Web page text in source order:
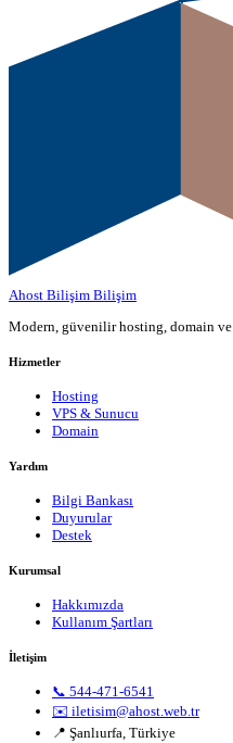
Ahost Bilişim Bilişim
Modern, güvenilir hosting, domain
Hizmetler
Hosting
VPS & Sunucu
Domain
Yardım
Bilgi Bankası
Duyurular
Destek
Kurumsal
Hakkımızda
Kullanım Şartları
İletişim
📞 544-471-6541
✉️ iletisim@ahost.web.tr
📍 Şanlıurfa, Türkiye